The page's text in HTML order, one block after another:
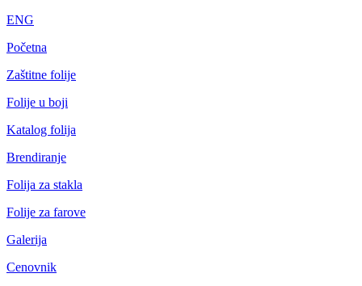
ENG
Početna
Zaštitne folije
Folije u boji
Katalog folija
Brendiranje
Folija za stakla
Folije za farove
Galerija
Cenovnik